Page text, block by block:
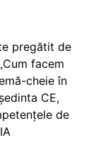
pregătit de
facem
cheie în
CE,
de